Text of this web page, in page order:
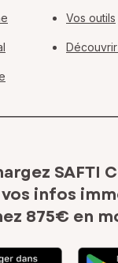
Vos outils
Découvrir
SAFTI
infos
875€ en